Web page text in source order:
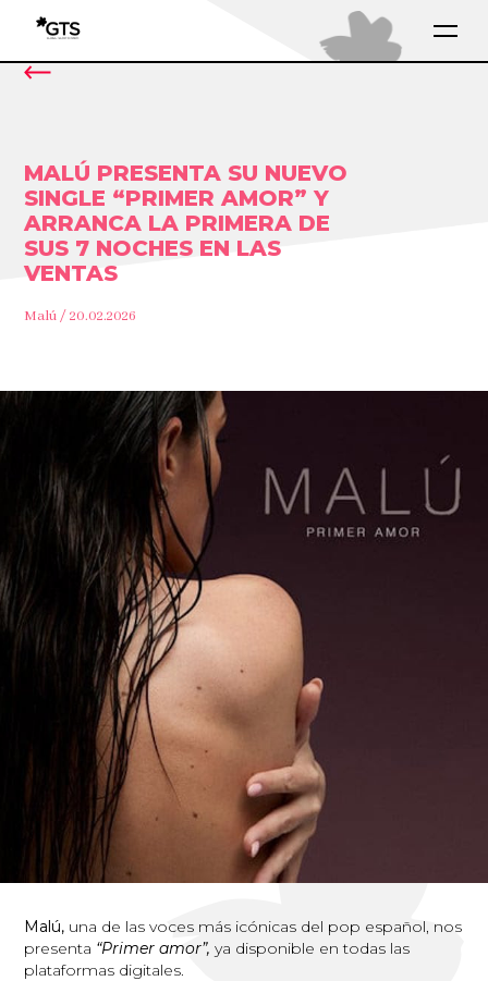
MALÚ PRESENTA SU NUEVO
SINGLE “PRIMER AMOR” Y
ARRANCA LA PRIMERA DE
SUS 7 NOCHES EN LAS
VENTAS
Malú / 20.02.2026
Malú, una de las voces más icónicas del pop español, nos
presenta “Primer amor”, ya disponible en todas las
plataformas digitales.